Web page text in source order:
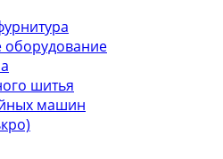
оборудование
шитья
машин